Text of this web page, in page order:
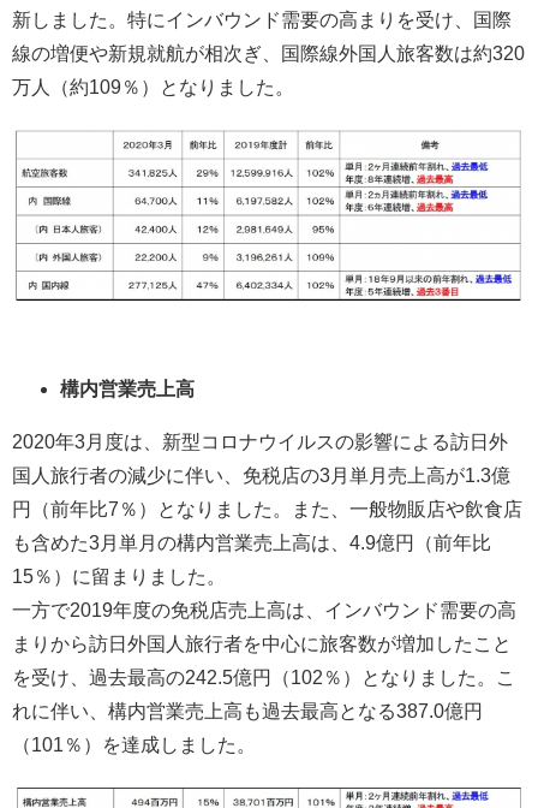
新しました。特にインバウンド需要の高まりを受け、国際
線の増便や新規就航が相次ぎ、国際線外国人旅客数は約320
万人（約109％）となりました。
構内営業売上高
2020年3月度は、新型コロナウイルスの影響による訪日外
国人旅行者の減少に伴い、免税店の3月単月売上高が1.3億
円（前年比7％）となりました。また、一般物販店や飲食店
も含めた3月単月の構内営業売上高は、4.9億円（前年比
15％）に留まりました。
一方で2019年度の免税店売上高は、インバウンド需要の高
まりから訪日外国人旅行者を中心に旅客数が増加したこと
を受け、過去最高の242.5億円（102％）となりました。こ
れに伴い、構内営業売上高も過去最高となる387.0億円
（101％）を達成しました。